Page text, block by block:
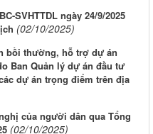
SVHTTDL ngày 24/9/2025
(02/10/2025)
bồi thường, hỗ trợ dự án
Ban Quản lý dự án đầu tư
dự án trọng điểm trên địa
của người dân qua Tổng
(02/10/2025)